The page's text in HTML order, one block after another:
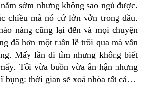
sớm nhưng không sao ngủ được.
chiều mà nó cứ lởn vởn trong đầu.
nàng cũng lại đến và mọi chuyện
đã hơn một tuần lễ trôi qua mà vẫn
Mấy lần đi tìm nhưng không biết
Tôi vừa buồn vừa ân hận nhưng
bụng: thời gian sẽ xoá nhòa tất cả…